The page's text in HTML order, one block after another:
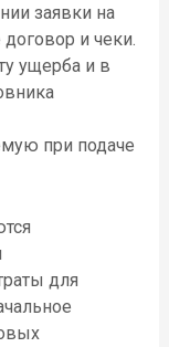
заявки на
договор и чеки.
ущерба и в
при подаче
для